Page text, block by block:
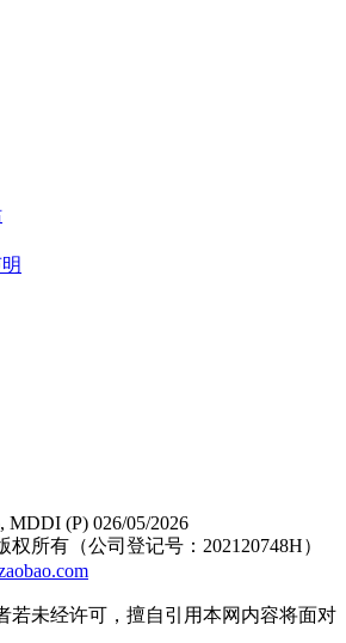
MDDI (P) 026/05/2026
所有（公司登记号：202120748H）
若未经许可，擅自引用本网内容将面对